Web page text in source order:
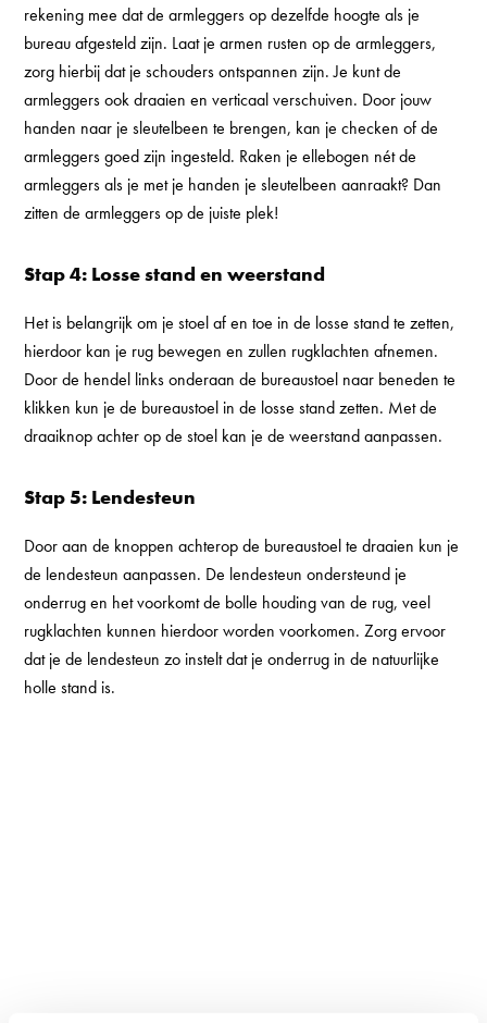
rekening mee dat de armleggers op dezelfde hoogte als je
bureau afgesteld zijn. Laat je armen rusten op de armleggers,
zorg hierbij dat je schouders ontspannen zijn. Je kunt de
armleggers ook draaien en verticaal verschuiven. Door jouw
handen naar je sleutelbeen te brengen, kan je checken of de
armleggers goed zijn ingesteld. Raken je ellebogen nét de
armleggers als je met je handen je sleutelbeen aanraakt? Dan
zitten de armleggers op de juiste plek!
Stap 4: Losse stand en weerstand
Het is belangrijk om je stoel af en toe in de losse stand te zetten,
hierdoor kan je rug bewegen en zullen rugklachten afnemen.
Door de hendel links onderaan de bureaustoel naar beneden te
klikken kun je de bureaustoel in de losse stand zetten. Met de
draaiknop achter op de stoel kan je de weerstand aanpassen.
Stap 5: Lendesteun
Door aan de knoppen achterop de bureaustoel te draaien kun je
de lendesteun aanpassen. De lendesteun ondersteund je
onderrug en het voorkomt de bolle houding van de rug, veel
rugklachten kunnen hierdoor worden voorkomen. Zorg ervoor
dat je de lendesteun zo instelt dat je onderrug in de natuurlijke
holle stand is.